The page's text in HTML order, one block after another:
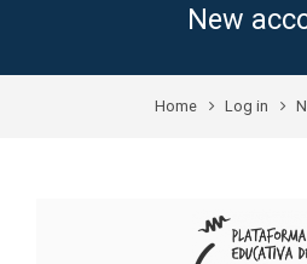
New
Home Log in